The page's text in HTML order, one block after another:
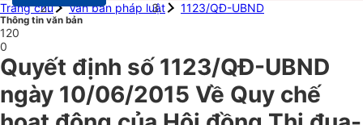
Trang chủ
Văn bản pháp luật 1123/QĐ-UBND
Thông tin văn bản
120
0
Quyết định số 1123/QĐ-UBND
ngày 10/06/2015 Về Quy chế